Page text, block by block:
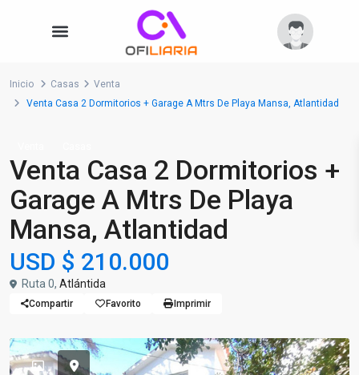
Inicio Casas
Venta
Venta Casa 2 Dormitorios + Garage A Mtrs De Playa Mansa, Atlantidad
Venta Casa 2 Dormitorios +
Garage A Mtrs De Playa
Mansa, Atlantidad
USD $ 210.000
Ruta 0, Atlántida
Compartir Favorito Imprimir